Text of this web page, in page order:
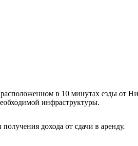
в 10 минутах езды от
инфраструктуры.
дохода от сдачи в аренду.